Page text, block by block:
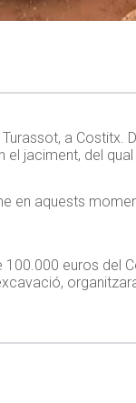
a Costitx.
jaciment, del
en aquests
euros del